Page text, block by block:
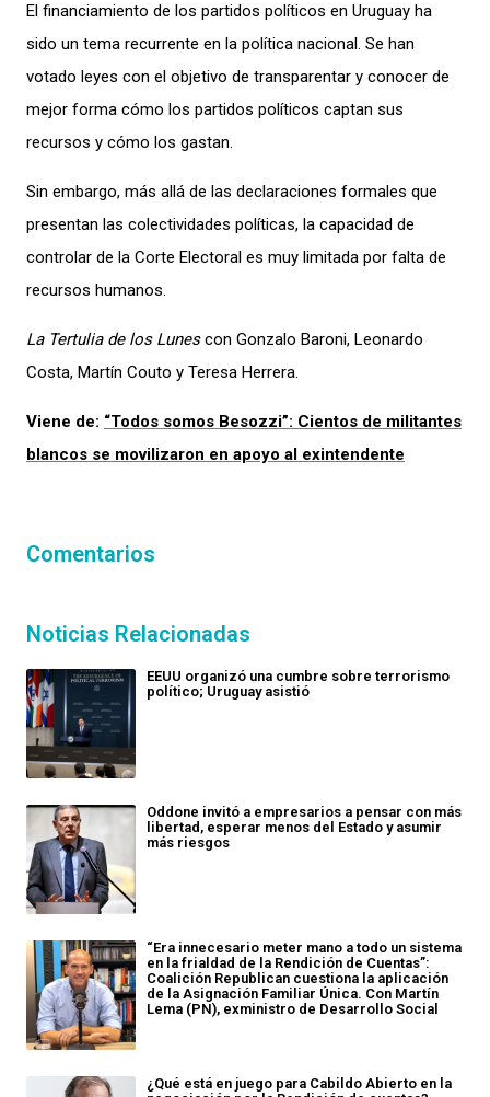
El financiamiento de los partidos políticos en Uruguay ha
sido un tema recurrente en la política nacional. Se han
votado leyes con el objetivo de transparentar y conocer de
mejor forma cómo los partidos políticos captan sus
recursos y cómo los gastan.
Sin embargo, más allá de las declaraciones formales que
presentan las colectividades políticas, la capacidad de
controlar de la Corte Electoral es muy limitada por falta de
recursos humanos.
La Tertulia de los Lunescon Gonzalo Baroni, Leonardo
Costa, Martín Couto y Teresa Herrera.
Viene de: “Todos somos Besozzi”: Cientos de militantes
blancos se movilizaron en apoyo al exintendente
Comentarios
Noticias Relacionadas
EEUU organizó una cumbre sobre terrorismo
político; Uruguay asistió
Oddone invitó a empresarios a pensar con más
libertad, esperar menos del Estado y asumir
más riesgos
“Era innecesario meter mano a todo un sistema
en la frialdad de la Rendición de Cuentas”:
Coalición Republican cuestiona la aplicación
de la Asignación Familiar Única. Con Martín
Lema (PN), exministro de Desarrollo Social
¿Qué está en juego para Cabildo Abierto en la